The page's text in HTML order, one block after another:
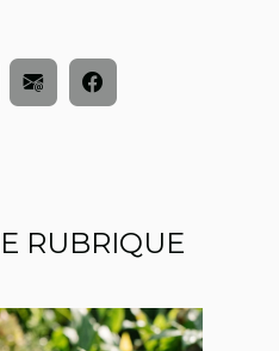
RUBRIQUE